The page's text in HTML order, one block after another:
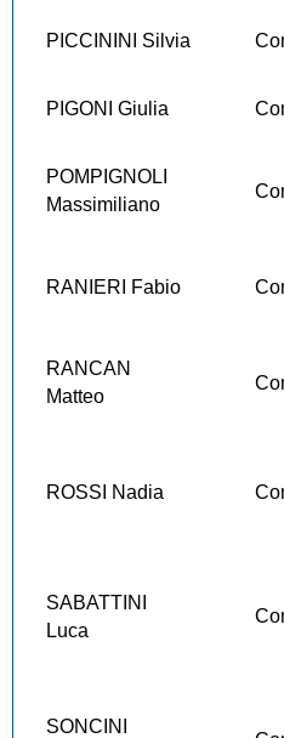
PICCININI Silvia
PIGONI Giulia
POMPIGNOLI
Massimiliano
RANIERI Fabio
RANCAN
Matteo
ROSSI Nadia
SABATTINI
Luca
SONCINI